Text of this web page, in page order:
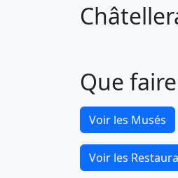
Que
Voir les Musés
Voir les